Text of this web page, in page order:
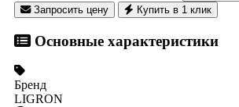
Запросить цену Купить в 1 клик
Основные характеристики
Бренд
LIGRON